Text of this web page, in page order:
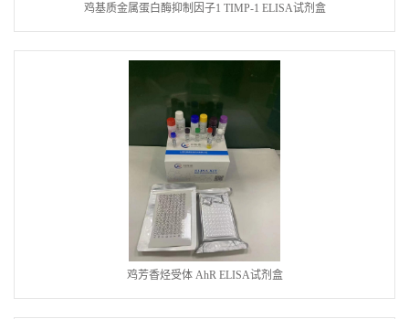
鸡基质金属蛋白酶抑制因子1 TIMP-1 ELISA试剂盒
鸡芳香烃受体 AhR ELISA试剂盒